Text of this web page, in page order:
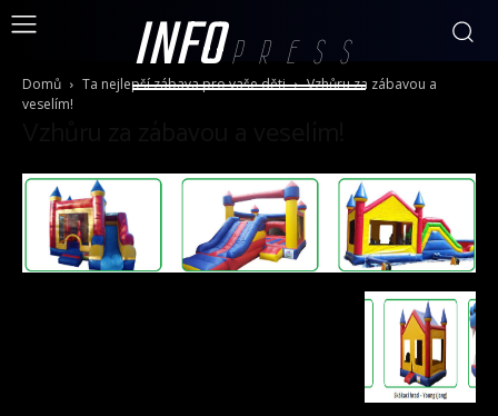
INFO PRESS
Domů Ta nejlepší zábava pro vaše děti
Vzhůru za zábavou a
veselím!